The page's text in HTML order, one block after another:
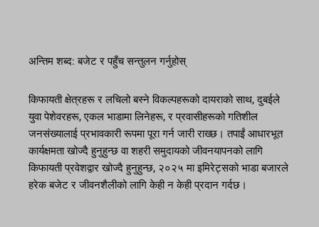
अन्तिम शब्द: बजेट र पहुँच सन्तुलन गर्नुहोस्
किफायती क्षेत्रहरू र लचिलो बस्ने विकल्पहरूको दायराको साथ, दुबईले
युवा पेशेवरहरू, एकल भाडामा लिनेहरू, र प्रवासीहरूको गतिशील
जनसंख्यालाई प्रभावकारी रूपमा पूरा गर्न जारी राख्छ। तपाईं आधारभूत
कार्यक्षमता खोज्दै हुनुहुन्छ वा शहरी समुदायको जीवनयापनको लागि
किफायती प्रवेशद्वार खोज्दै हुनुहुन्छ, २०२५ मा इमिरेट्सको भाडा बजारले
हरेक बजेट र जीवनशैलीको लागि केही न केही प्रदान गर्दछ।